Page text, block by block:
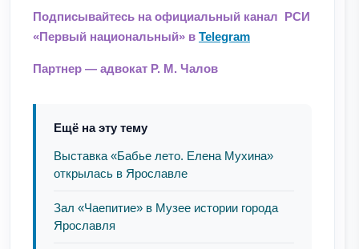
Подписывайтесь на официальный канал РСИ
«Первый национальный» в Telegram
Партнер — адвокат Р. М. Чалов
Ещё на эту тему
Выставка «Бабье лето. Елена Мухина»
открылась в Ярославле
Зал «Чаепитие» в Музее истории города
Ярославля